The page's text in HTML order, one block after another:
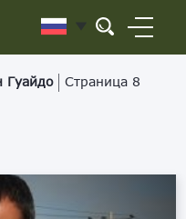
Гуайдо Страница 8